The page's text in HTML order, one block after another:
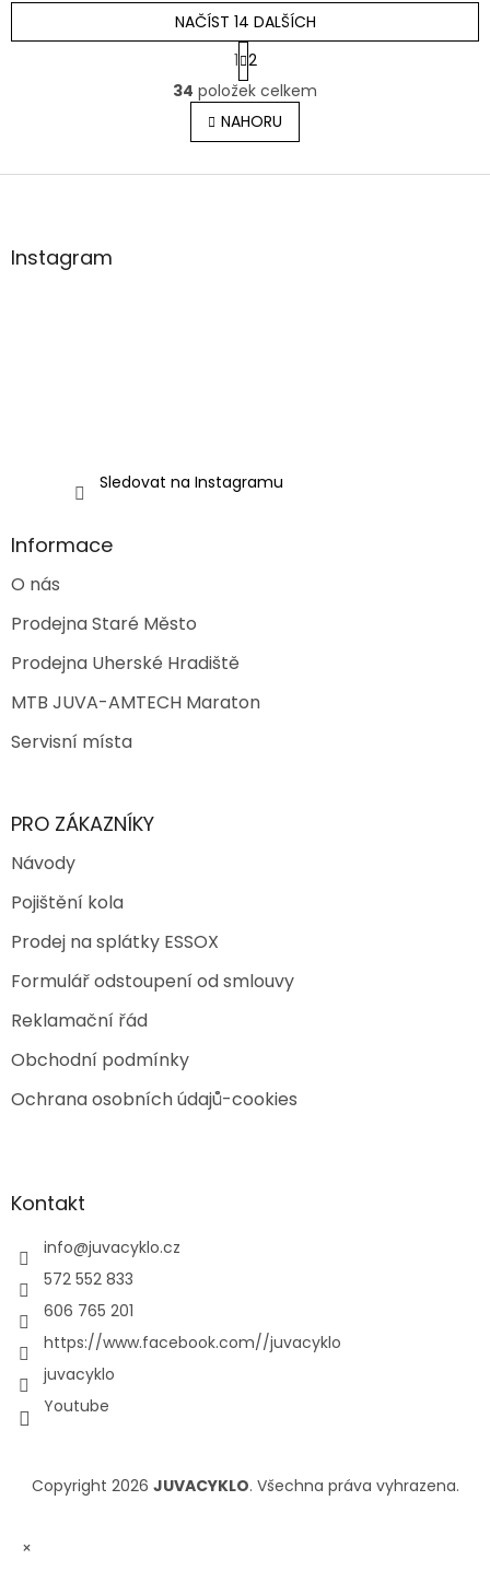
O
v
l
á
a
NAČÍST 14 DALŠÍCH
S
t
r
á
n
k
v
1 2
34 položek celkem
NAHORU
Z
aInstagram
Sledovat na Instagramu
Informace
O nás
Prodejna Staré Město
Prodejna Uherské Hradiště
MTB JUVA-AMTECH Maraton
Servisní místa
PRO ZÁKAZNÍKY
Návody
Pojištění kola
Prodej na splátky ESSOX
Formulář odstoupení od smlouvy
Reklamační řád
Obchodní podmínky
Ochrana osobních údajů-cookies
Kontakt
info@juvacyklo.cz
572 552 833
606 765 201
https://www.facebook.com//juvacyklo
juvacyklo
Youtube
Copyright 2026 JUVACYKLO. Všechna práva vyhrazena.
×